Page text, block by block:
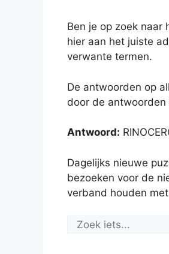
Ben je op zoek naar
hier aan het juiste
verwante termen.
De antwoorden op
door de
Antwoord:
Dagelijks nieuwe
bezoeken voor de
verband houden